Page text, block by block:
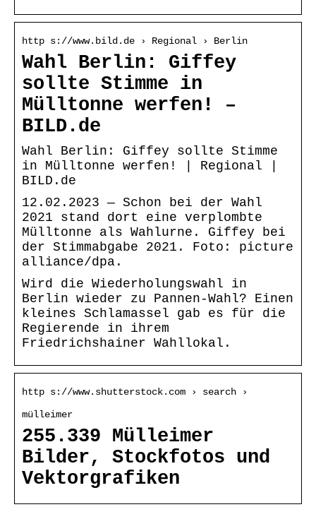
http s://www.bild.de › Regional › Berlin
Wahl Berlin: Giffey
sollte Stimme in
Mülltonne werfen! –
BILD.de
Wahl Berlin: Giffey sollte Stimme
in Mülltonne werfen! | Regional |
BILD.de
12.02.2023 — Schon bei der Wahl
2021 stand dort eine verplombte
Mülltonne als Wahlurne. Giffey bei
der Stimmabgabe 2021. Foto: picture
alliance/dpa.
Wird die Wiederholungswahl in
Berlin wieder zu Pannen-Wahl? Einen
kleines Schlamassel gab es für die
Regierende in ihrem
Friedrichshainer Wahllokal.
http s://www.shutterstock.com › search ›
mülleimer
255.339 Mülleimer
Bilder, Stockfotos und
Vektorgrafiken